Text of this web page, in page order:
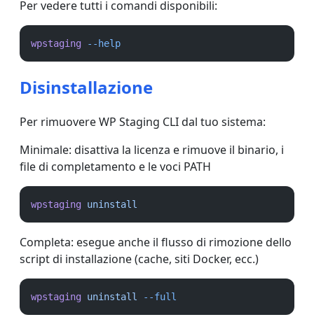
Per vedere tutti i comandi disponibili:
wpstaging --help
Disinstallazione
Per rimuovere WP Staging CLI dal tuo sistema:
Minimale: disattiva la licenza e rimuove il binario, i
file di completamento e le voci PATH
wpstaging uninstall
Completa: esegue anche il flusso di rimozione dello
script di installazione (cache, siti Docker, ecc.)
wpstaging uninstall --full